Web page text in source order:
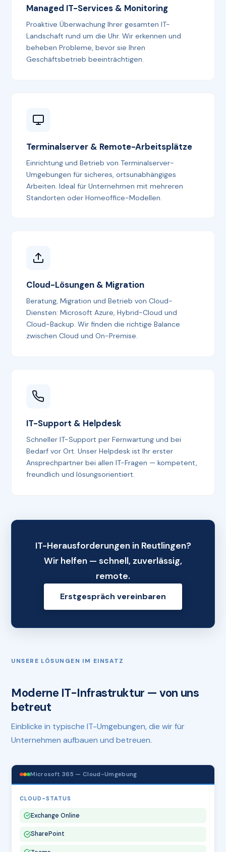
Managed IT-Services & Monitoring
Proaktive Überwachung Ihrer gesamten IT-
Landschaft rund um die Uhr. Wir erkennen und
beheben Probleme, bevor sie Ihren
Geschäftsbetrieb beeinträchtigen.
Terminalserver & Remote-Arbeitsplätze
Einrichtung und Betrieb von Terminalserver-
Umgebungen für sicheres, ortsunabhängiges
Arbeiten. Ideal für Unternehmen mit mehreren
Standorten oder Homeoffice-Modellen.
Cloud-Lösungen & Migration
Beratung, Migration und Betrieb von Cloud-
Diensten: Microsoft Azure, Hybrid-Cloud und
Cloud-Backup. Wir finden die richtige Balance
zwischen Cloud und On-Premise.
IT-Support & Helpdesk
Schneller IT-Support per Fernwartung und bei
Bedarf vor Ort. Unser Helpdesk ist Ihr erster
Ansprechpartner bei allen IT-Fragen — kompetent,
freundlich und lösungsorientiert.
IT-Herausforderungen in Reutlingen?
Wir helfen — schnell, zuverlässig,
remote.
Erstgespräch vereinbaren
UNSERE LÖSUNGEN IM EINSATZ
Moderne IT-Infrastruktur — von uns
betreut
Einblicke in typische IT-Umgebungen, die wir für
Unternehmen aufbauen und betreuen.
Microsoft 365 — Cloud-Umgebung
CLOUD-STATUS
Exchange Online
SharePoint